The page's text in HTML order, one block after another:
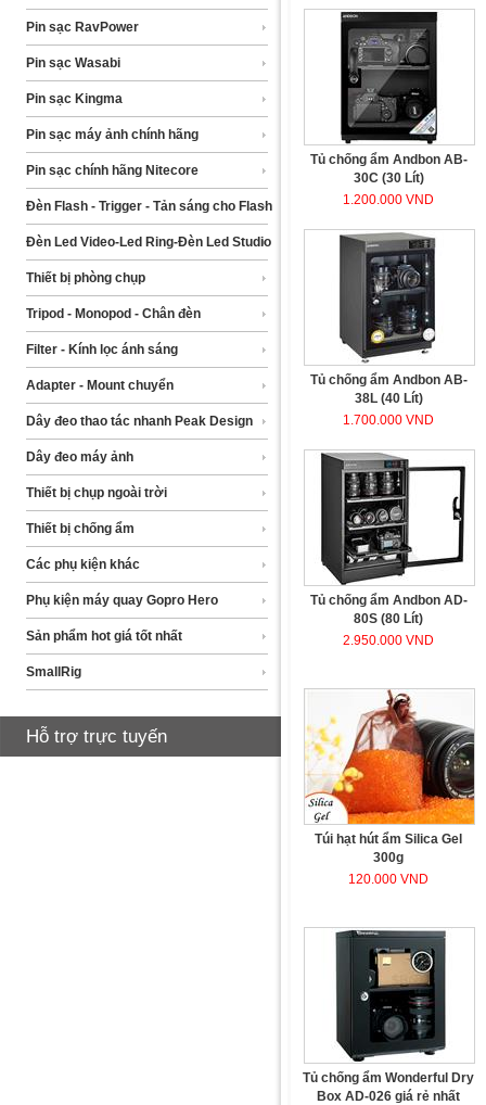
Pin sạc RavPower
Pin sạc Wasabi
Pin sạc Kingma
Pin sạc máy ảnh chính hãng
Pin sạc chính hãng Nitecore
Đèn Flash - Trigger - Tản sáng cho Flash
Đèn Led Video-Led Ring-Đèn Led Studio
Thiết bị phòng chụp
Tripod - Monopod - Chân đèn
Filter - Kính lọc ánh sáng
Adapter - Mount chuyển
Dây đeo thao tác nhanh Peak Design
Dây đeo máy ảnh
Thiết bị chụp ngoài trời
Thiết bị chống ẩm
Các phụ kiện khác
Phụ kiện máy quay Gopro Hero
Sản phẩm hot giá tốt nhất
SmallRig
Hỗ trợ trực tuyến
Tủ chống ẩm Andbon AB-
30C (30 Lít)
1.200.000 VND
Tủ chống ẩm Andbon AB-
38L (40 Lít)
1.700.000 VND
Tủ chống ẩm Andbon AD-
80S (80 Lít)
2.950.000 VND
Túi hạt hút ẩm Silica Gel
300g
120.000 VND
Tủ chống ẩm Wonderful Dry
Box AD-026 giá rẻ nhất